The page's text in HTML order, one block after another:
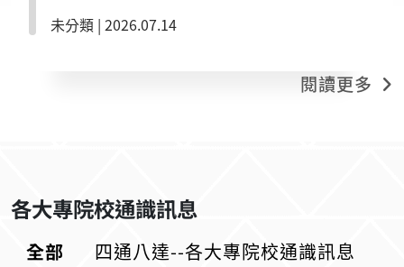
未分類 | 2026.07.14
閱讀更多
各大專院校通識訊息
全部 四通八達--各大專院校通識訊息